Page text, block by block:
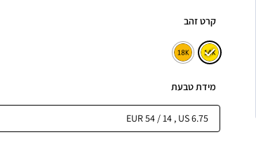
קרט זהב
מידת טבעת